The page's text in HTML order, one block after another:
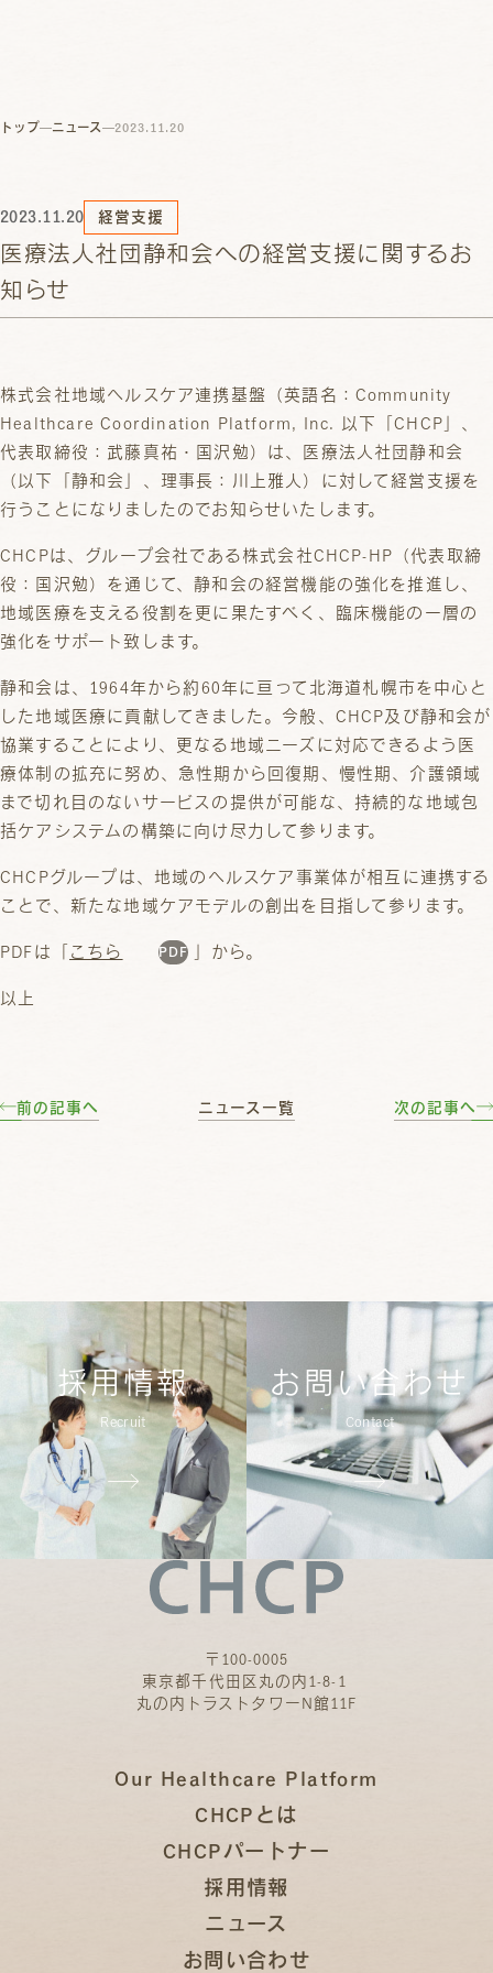
トップ ニュース 2023.11.20
2023.11.20 経営支援
医療法人社団静和会への経営支援に関するお
知らせ
株式会社地域ヘルスケア連携基盤（英語名：Community
Healthcare Coordination Platform, Inc. 以下「CHCP」、
代表取締役：武藤真祐・国沢勉）は、医療法人社団静和会
（以下「静和会」、理事長：川上雅人）に対して経営支援を
行うことになりましたのでお知らせいたします。
CHCPは、グループ会社である株式会社CHCP-HP（代表取締
役：国沢勉）を通じて、静和会の経営機能の強化を推進し、
地域医療を支える役割を更に果たすべく、臨床機能の一層の
強化をサポート致します。
静和会は、1964年から約60年に亘って北海道札幌市を中心と
した地域医療に貢献してきました。今般、CHCP及び静和会が
協業することにより、更なる地域ニーズに対応できるよう医
療体制の拡充に努め、急性期から回復期、慢性期、介護領域
まで切れ目のないサービスの提供が可能な、持続的な地域包
括ケアシステムの構築に向け尽力して参ります。
CHCPグループは、地域のヘルスケア事業体が相互に連携する
ことで、新たな地域ケアモデルの創出を目指して参ります。
PDFは「 こちら 」から。
以上
前の記事へ ニュース一覧 次の記事へ
採用情報
Recruit
お問い合わせ
Contact
〒100-0005
東京都千代田区丸の内1-8-1
丸の内トラストタワーN館11F
Our Healthcare Platform
CHCPとは
CHCPパートナー
採用情報
ニュース
お問い合わせ